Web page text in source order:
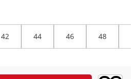
42 44 46 48